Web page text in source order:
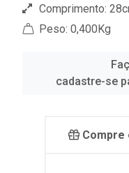
Comprimento:
Peso: 0,400Kg
cadastre-se
Compre